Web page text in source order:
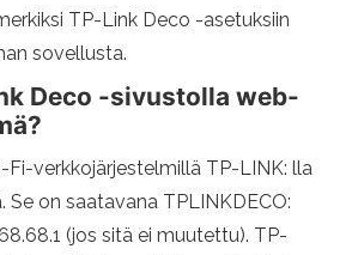
TP-Link Deco -asetuksiin
sovellusta.
Deco -sivustolla web-
Fi-verkkojärjestelmillä TP-LINK: lla
Se on saatavana TPLINKDECO:
(jos sitä ei muutettu). TP-